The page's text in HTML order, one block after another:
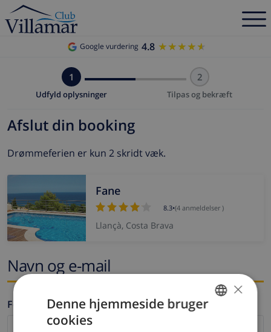
Google vurdering 4.8 ★★★★★
★★★★★
1
Udfyld oplysninger
2
Tilpas og bekræft
Afslut din booking
Drømmeferien er kun 2 skridt væk.
Fane
8.3•(4 anmeldelser )
Llançà, Costa Brava
Navn og e-mail
Fornavn *
×
Denne hjemmeside bruger
cookies